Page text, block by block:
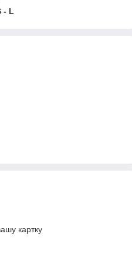
- L
картку